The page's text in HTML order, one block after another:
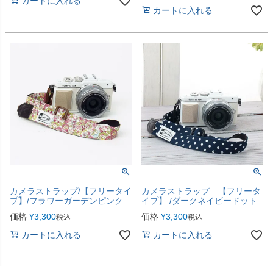
カートに入れる
カメラストラップ/【フリータイ
プ】/フラワーガーデンピンク
価格 ¥3,300税込
カートに入れる
カメラストラップ 【フリータ
イプ】 /ダークネイビードット
価格 ¥3,300税込
カートに入れる